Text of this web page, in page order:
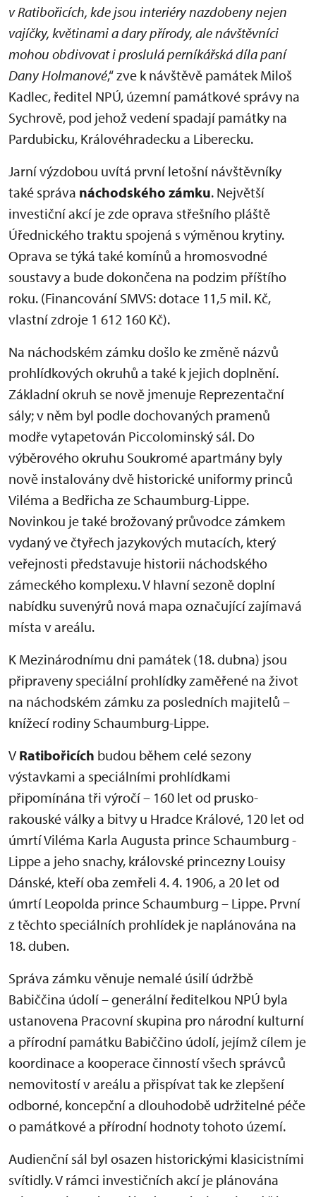
v Ratibořicích, kde jsou interiéry nazdobeny nejen
vajíčky, květinami a dary přírody, ale návštěvníci
mohou obdivovat i proslulá perníkářská díla paní
Dany Holmanové,“ zve k návštěvě památek Miloš
Kadlec, ředitel NPÚ, územní památkové správy na
Sychrově, pod jehož vedení spadají památky na
Pardubicku, Královéhradecku a Liberecku.
Jarní výzdobou uvítá první letošní návštěvníky
také správa náchodského zámku. Největší
investiční akcí je zde oprava střešního pláště
Úřednického traktu spojená s výměnou krytiny.
Oprava se týká také komínů a hromosvodné
soustavy a bude dokončena na podzim příštího
roku. (Financování SMVS: dotace 11,5 mil. Kč,
vlastní zdroje 1 612 160 Kč).
Na náchodském zámku došlo ke změně názvů
prohlídkových okruhů a také k jejich doplnění.
Základní okruh se nově jmenuje Reprezentační
sály; v něm byl podle dochovaných pramenů
modře vytapetován Piccolominský sál. Do
výběrového okruhu Soukromé apartmány byly
nově instalovány dvě historické uniformy princů
Viléma a Bedřicha ze Schaumburg-Lippe.
Novinkou je také brožovaný průvodce zámkem
vydaný ve čtyřech jazykových mutacích, který
veřejnosti představuje historii náchodského
zámeckého komplexu. V hlavní sezoně doplní
nabídku suvenýrů nová mapa označující zajímavá
místa v areálu.
K Mezinárodnímu dni památek (18. dubna) jsou
připraveny speciální prohlídky zaměřené na život
na náchodském zámku za posledních majitelů –
knížecí rodiny Schaumburg-Lippe.
V Ratibořicích budou během celé sezony
výstavkami a speciálními prohlídkami
připomínána tři výročí – 160 let od prusko-
rakouské války a bitvy u Hradce Králové, 120 let od
úmrtí Viléma Karla Augusta prince Schaumburg -
Lippe a jeho snachy, královské princezny Louisy
Dánské, kteří oba zemřeli 4. 4. 1906, a 20 let od
úmrtí Leopolda prince Schaumburg – Lippe. První
z těchto speciálních prohlídek je naplánována na
18. duben.
Správa zámku věnuje nemalé úsilí údržbě
Babiččina údolí – generální ředitelkou NPÚ byla
ustanovena Pracovní skupina pro národní kulturní
a přírodní památku Babiččino údolí, jejímž cílem je
koordinace a kooperace činností všech správců
nemovitostí v areálu a přispívat tak ke zlepšení
odborné, koncepční a dlouhodobě udržitelné péče
o památkové a přírodní hodnoty tohoto území.
Audienční sál byl osazen historickými klasicistními
svítidly. V rámci investičních akcí je plánována